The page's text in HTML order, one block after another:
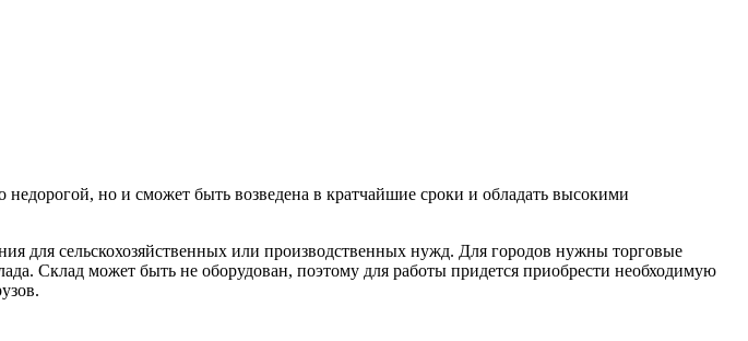
недорогой, но и сможет быть возведена в кратчайшие сроки и обладать высокими
для сельскохозяйственных или производственных нужд. Для городов нужны торговые
Склад может быть не оборудован, поэтому для работы придется приобрести необходимую